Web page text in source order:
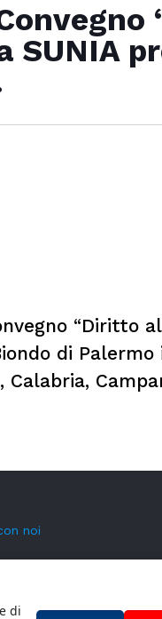
SUNIA
“Diritto
di
noi
di